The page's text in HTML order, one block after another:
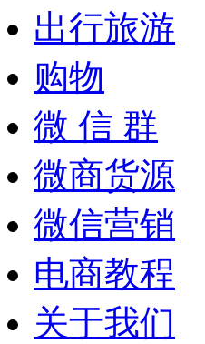
出行旅游
购物
微 信 群
微商货源
微信营销
电商教程
关于我们